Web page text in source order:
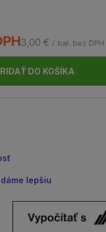
3,00 € / bal. bez DPH
DO KOŠÍKA
lepšiu